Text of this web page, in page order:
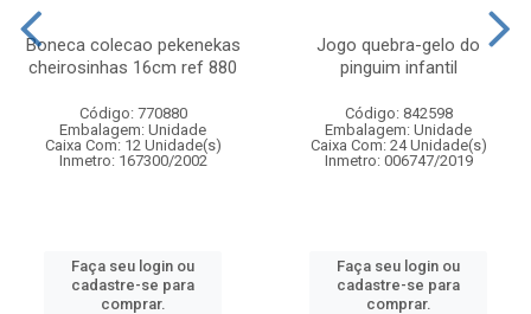
Boneca colecao pekenekas
cheirosinhas 16cm ref 880
Código: 770880
Embalagem: Unidade
Caixa Com: 12 Unidade(s)
Inmetro: 167300/2002
Faça seu login ou
cadastre-se para
comprar.
Jogo quebra-gelo do
pinguim infantil
Código: 842598
Embalagem: Unidade
Caixa Com: 24 Unidade(s)
Inmetro: 006747/2019
Faça seu login ou
cadastre-se para
comprar.